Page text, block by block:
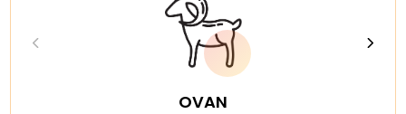
OVAN